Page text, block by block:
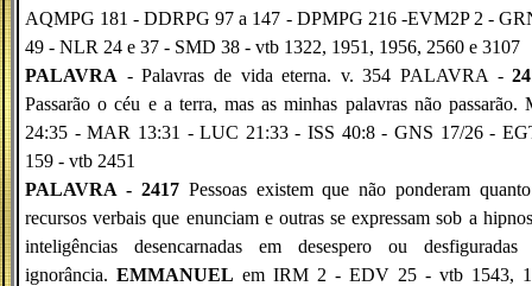
AQMPG 181 - DDRPG 97 a 147 - DPMPG 216 -EVM2P 2 -
49 - NLR 24 e 37 - SMD 38 - vtb 1322, 1951, 1956, 2560 e 3107
PALAVRA - Palavras de vida eterna. v. 354 PALAVRA -
Passarão o céu e a terra, mas as minhas palavras não passarão.
24:35 - MAR 13:31 - LUC 21:33 - ISS 40:8 - GNS 17/26 -
159 - vtb 2451
PALAVRA - 2417 Pessoas existem que não ponderam
recursos verbais que enunciam e outras se expressam sob a
inteligências desencarnadas em desespero ou desfiguradas
ignorância. EMMANUEL em IRM 2 - EDV 25 - vtb 1543,